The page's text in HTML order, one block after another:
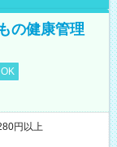
の健康管理
円以上